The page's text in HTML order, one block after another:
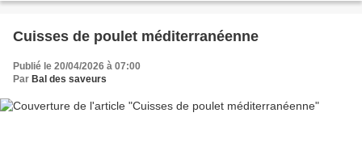
Cuisses de poulet méditerranéenne
Publié le 20/04/2026 à 07:00
Par Bal des saveurs